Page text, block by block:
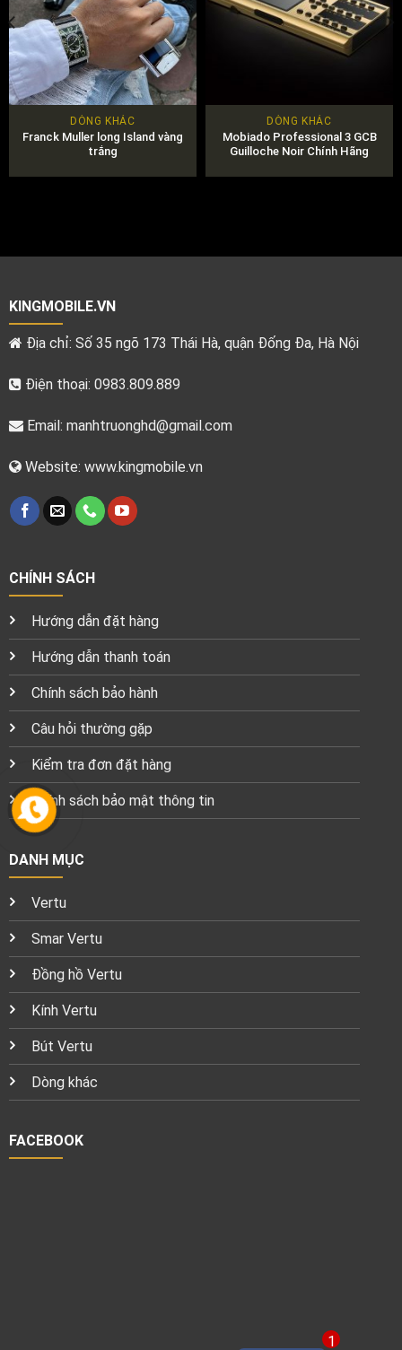
DÒNG KHÁC
Franck Muller long Island vàng
trắng
DÒNG KHÁC
Mobiado Professional 3 GCB
Guilloche Noir Chính Hãng
KINGMOBILE.VN
Địa chỉ: Số 35 ngõ 173 Thái Hà, quận Đống Đa, Hà Nội
Điện thoại: 0983.809.889
Email: manhtruonghd@gmail.com
Website: www.kingmobile.vn
CHÍNH SÁCH
Hướng dẫn đặt hàng
Hướng dẫn thanh toán
Chính sách bảo hành
Câu hỏi thường gặp
Kiểm tra đơn đặt hàng
Chính sách bảo mật thông tin
DANH MỤC
Vertu
Smar Vertu
Đồng hồ Vertu
Kính Vertu
Bút Vertu
Dòng khác
FACEBOOK
1